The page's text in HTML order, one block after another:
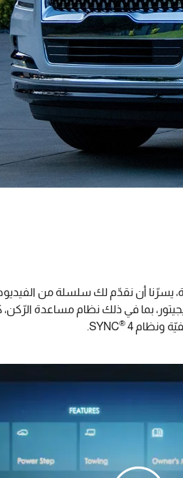
يسرّنا أن نقدّم لك سلسلة من
بما في ذلك نظام مساعدة الرّكن،
®4.